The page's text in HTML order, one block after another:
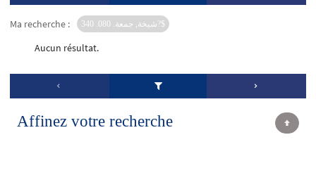
Ma recherche : شيخة, جمعة. 080. 340?$
Aucun résultat.
Affinez votre recherche